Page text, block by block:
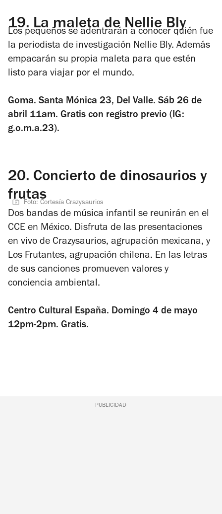
19. La maleta de Nellie Bly
Los pequeños se adentrarán a conocer quién fue
la periodista de investigación Nellie Bly. Además
empacarán su propia maleta para que estén
listo para viajar por el mundo.
Goma. Santa Mónica 23, Del Valle. Sáb 26 de
abril 11am. Gratis con registro previo (IG:
g.o.m.a.23).
20. Concierto de dinosaurios y
frutas
Foto: Cortesía Crazysaurios
Dos bandas de música infantil se reunirán en el
CCE en México. Disfruta de las presentaciones
en vivo de Crazysaurios, agrupación mexicana, y
Los Frutantes, agrupación chilena. En las letras
de sus canciones promueven valores y
conciencia ambiental.
Centro Cultural España. Domingo 4 de mayo
12pm-2pm. Gratis.
PUBLICIDAD